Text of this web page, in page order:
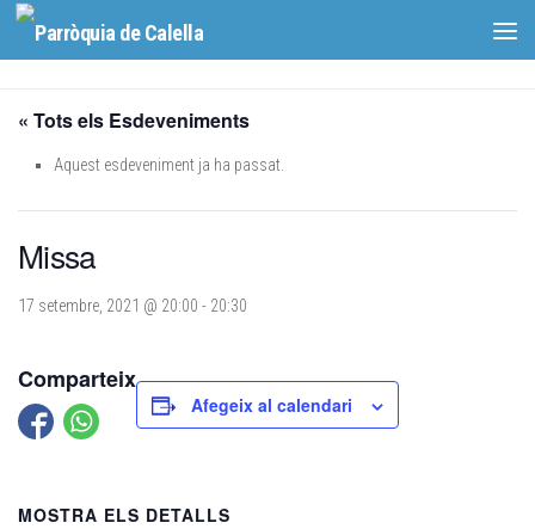
Skip to content
« Tots els Esdeveniments
Aquest esdeveniment ja ha passat.
Missa
17 setembre, 2021 @ 20:00 - 20:30
Comparteix
Afegeix al calendari
MOSTRA ELS DETALLS